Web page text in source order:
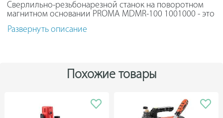
Сверлильно-резьбонарезной станок на поворотном
магнитном основании PROMA MDMR-100 1001000 - это
профессиональное оборудование, которое широко
используется в сфере металлообработки. Данная
12 до 100 мм). Мощный немецкий электропривод
обеспечивает высокую производительность и
сверлить близко расположенные отверстия, не
изменяя местоположение самого станка. Наличие бака
Развернуть описание
Похожие товары